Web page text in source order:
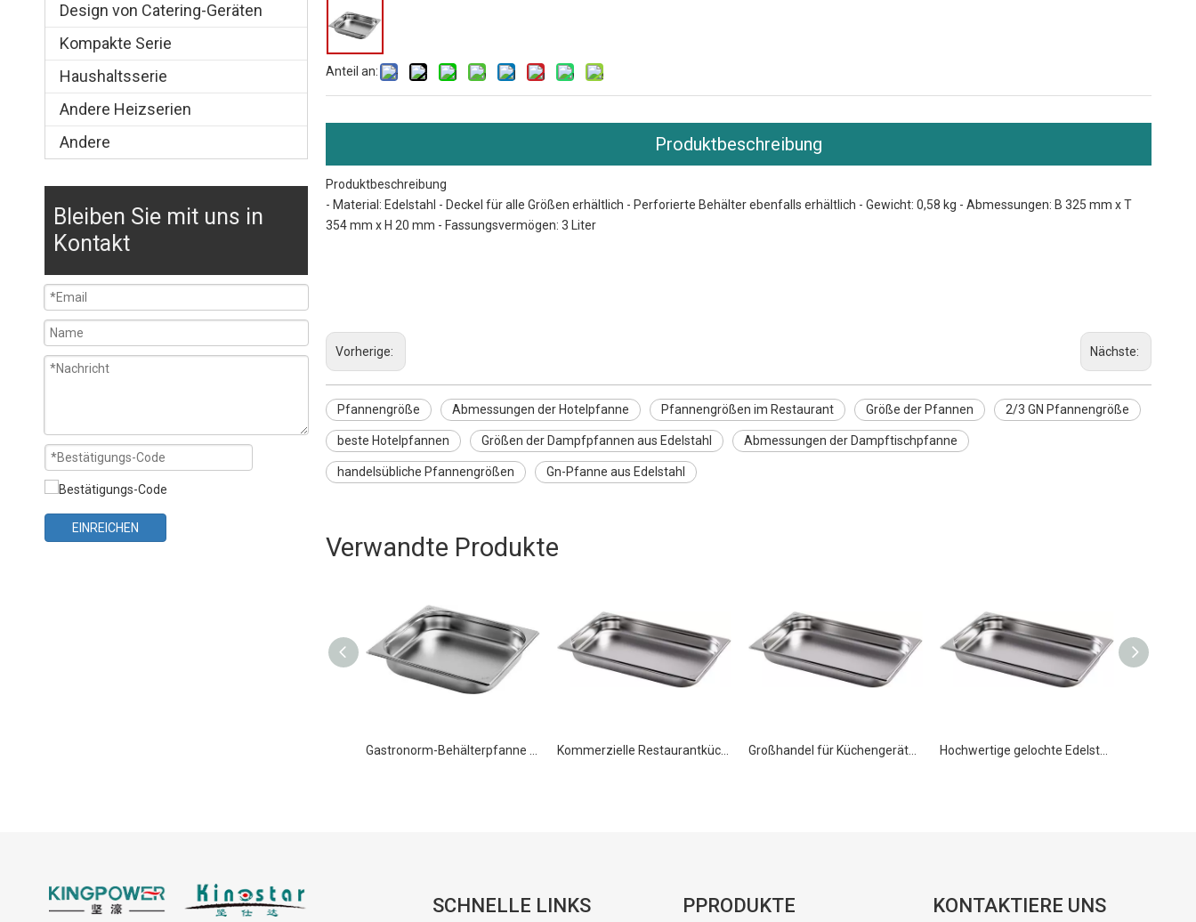
Design von Catering-Geräten
Kompakte Serie
Haushaltsserie
Andere Heizserien
Andere
Bleiben Sie mit uns in
Kontakt
EINREICHEN
Anteil an:
Produktbeschreibung
Produktbeschreibung
- Material: Edelstahl - Deckel für alle Größen erhältlich - Perforierte Behälter ebenfalls erhältlich - Gewicht: 0,58 kg - Abmessungen: B 325 mm x T
354 mm x H 20 mm - Fassungsvermögen: 3 Liter
Vorherige: Nächste:
Pfannengröße Abmessungen der Hotelpfanne Pfannengrößen im Restaurant Größe der Pfannen 2/3 GN Pfannengröße
beste Hotelpfannen Größen der Dampfpfannen aus Edelstahl Abmessungen der Dampftischpfanne
handelsübliche Pfannengrößen Gn-Pfanne aus Edelstahl
Verwandte Produkte
SCHNELLE LINKS PPRODUKTE KONTAKTIERE UNS